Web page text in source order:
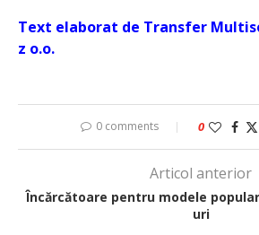
Text elaborat de Transfer
z o.o.
0 comments 0
Articol anterior
Încărcătoare pentru modele
uri